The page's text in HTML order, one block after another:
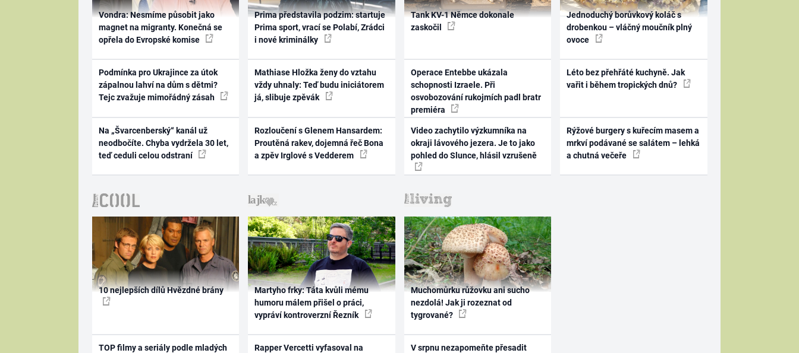
Vondra: Nesmíme působit jako
magnet na migranty. Konečná se
opřela do Evropské komise
Podmínka pro Ukrajince za útok
zápalnou lahví na dům s dětmi?
Tejc zvažuje mimořádný zásah
Na „Švarcenberský“ kanál už
neodbočíte. Chyba vydržela 30 let,
teď ceduli celou odstraní
Prima představila podzim: startuje
Prima sport, vrací se Polabí, Zrádci
i nové kriminálky
Mathiase Hložka ženy do vztahu
vždy uhnaly: Teď budu iniciátorem
já, slibuje zpěvák
Rozloučení s Glenem Hansardem:
Proutěná rakev, dojemná řeč Bona
a zpěv Irglové s Vedderem
Tank KV-1 Němce dokonale
zaskočil
Operace Entebbe ukázala
schopnosti Izraele. Při
osvobozování rukojmích padl bratr
premiéra
Video zachytilo výzkumníka na
okraji lávového jezera. Je to jako
pohled do Slunce, hlásil vzrušeně
Jednoduchý borůvkový koláč s
drobenkou – vláčný moučník plný
ovoce
Léto bez přehřáté kuchyně. Jak
vařit i během tropických dnů?
Rýžové burgery s kuřecím masem a
mrkví podávané se salátem – lehká
a chutná večeře
10 nejlepších dílů Hvězdné brány
TOP filmy a seriály podle mladých
Martyho frky: Táta kvůli mému
humoru málem přišel o práci,
vypráví kontroverzní Řezník
Rapper Vercetti vyfasoval na
Muchomůrku růžovku ani sucho
nezdolá! Jak ji rozeznat od
tygrované?
V srpnu nezapomeňte přesadit